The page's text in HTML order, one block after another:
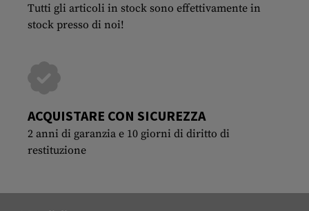
Tutti gli articoli in stock sono effettivamente in
stock presso di noi!
ACQUISTARE CON SICUREZZA
2 anni di garanzia e 10 giorni di diritto di
restituzione